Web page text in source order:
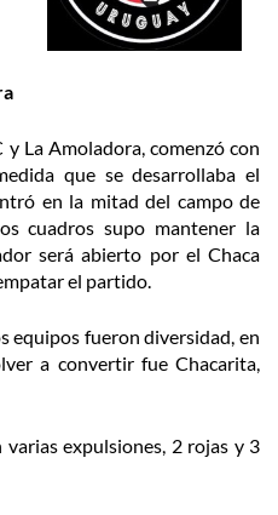
La Amoladora, comenzó con
que se desarrollaba el
en la mitad del campo de
cuadros supo mantener la
será abierto por el Chaca
el partido.
equipos fueron diversidad, en
a convertir fue Chacarita,
varias expulsiones, 2 rojas y 3